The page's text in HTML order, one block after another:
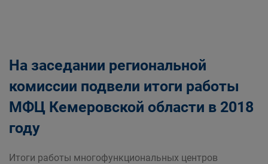
На заседании региональной
комиссии подвели итоги работы
МФЦ Кемеровской области в 2018
году
Итоги работы многофункциональных центров